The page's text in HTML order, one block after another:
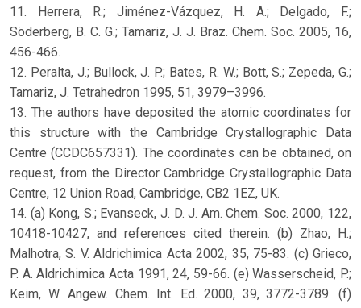
11. Herrera, R.; Jiménez-Vázquez, H. A.; Delgado, F.;
Söderberg, B. C. G.; Tamariz, J. J. Braz. Chem. Soc. 2005, 16,
456-466.
12. Peralta, J.; Bullock, J. P.; Bates, R. W.; Bott, S.; Zepeda, G.;
Tamariz, J. Tetrahedron 1995, 51, 3979–3996.
13. The authors have deposited the atomic coordinates for
this structure with the Cambridge Crystallographic Data
Centre (CCDC657331). The coordinates can be obtained, on
request, from the Director Cambridge Crystallographic Data
Centre, 12 Union Road, Cambridge, CB2 1EZ, UK.
14. (a) Kong, S.; Evanseck, J. D. J. Am. Chem. Soc. 2000, 122,
10418-10427, and references cited therein. (b) Zhao, H.;
Malhotra, S. V. Aldrichimica Acta 2002, 35, 75-83. (c) Grieco,
P. A. Aldrichimica Acta 1991, 24, 59-66. (e) Wasserscheid, P.;
Keim, W. Angew. Chem. Int. Ed. 2000, 39, 3772-3789. (f)